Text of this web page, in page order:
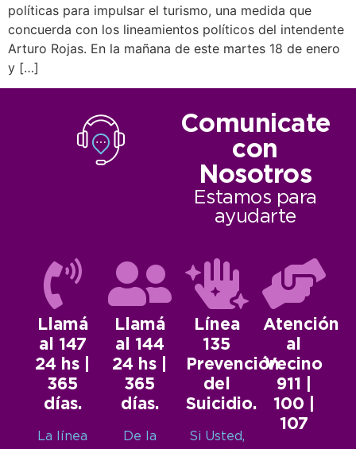
políticas para impulsar el turismo, una medida que
concuerda con los lineamientos políticos del intendente
Arturo Rojas. En la mañana de este martes 18 de enero
y […]
Comunicate
con
Nosotros
Estamos para
ayudarte
Llamá
al 147
24 hs |
365
días.
La línea
Llamá
al 144
24 hs |
365
días.
De la
Línea
135
Prevención
del
Suicidio.
Si Usted,
Atención
al
Vecino
911 |
100 |
107